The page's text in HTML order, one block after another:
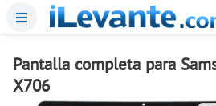
Menu
Pantalla completa para
X706